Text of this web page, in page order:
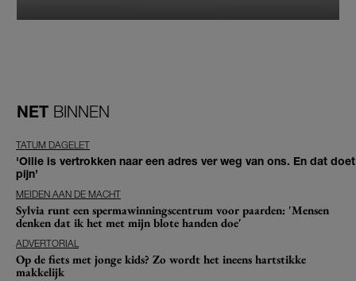
NET BINNEN
TATUM DAGELET
'Ollie is vertrokken naar een adres ver weg van ons. En dat doet
pijn’
MEIDEN AAN DE MACHT
Sylvia runt een spermawinningscentrum voor paarden: 'Mensen
denken dat ik het met mijn blote handen doe'
ADVERTORIAL
Op de fiets met jonge kids? Zo wordt het ineens hartstikke
makkelijk